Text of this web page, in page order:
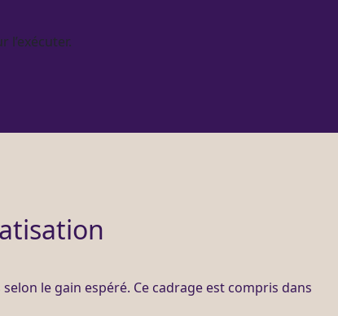
l’exécuter.
le gain espéré. Ce cadrage est compris dans